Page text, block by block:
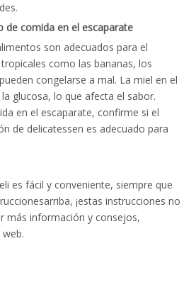
de comida en el escaparate
son adecuados para el
como las bananas, los
congelarse a mal. La miel en el
glucosa, lo que afecta el sabor.
en el escaparate, confirme si el
de delicatessen es adecuado para
es fácil y conveniente, siempre que
arriba, ¡estas instrucciones no
más información y consejos,